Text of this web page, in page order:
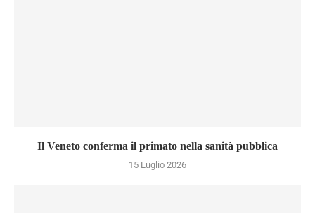
Il Veneto conferma il primato nella sanità pubblica
15 Luglio 2026